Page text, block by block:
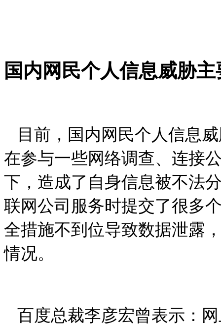
国内网民个人信息威胁
目前，国内网民个人信息
在参与一些网络调查、连接
下，造成了自身信息被不法
联网公司服务时提交了很多
全措施不到位导致数据泄露
情况。
百度总裁李彦宏曾表示：